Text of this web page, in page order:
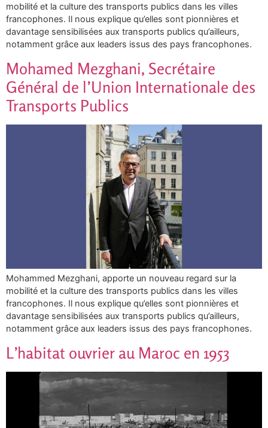
mobilité et la culture des transports publics dans les villes
francophones. Il nous explique qu’elles sont pionnières et
davantage sensibilisées aux transports publics qu’ailleurs,
notamment grâce aux leaders issus des pays francophones.
Mohamed Mezghani, Secrétaire
Général de l’Union Internationale des
Transports Publics
Mohammed Mezghani, apporte un nouveau regard sur la
mobilité et la culture des transports publics dans les villes
francophones. Il nous explique qu’elles sont pionnières et
davantage sensibilisées aux transports publics qu’ailleurs,
notamment grâce aux leaders issus des pays francophones.
L’habitat ouvrier au Maroc en 1953